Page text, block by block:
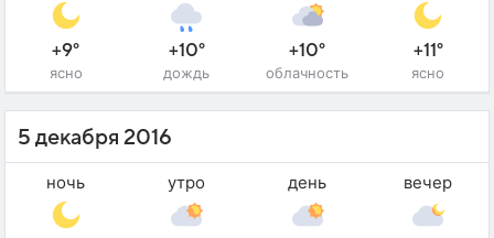
+9°
ясно
+10°
дождь
+10°
облачность
+11°
ясно
5 декабря 2016
ночь утро день вечер